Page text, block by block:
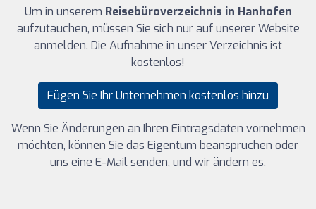
Um in unserem Reisebüroverzeichnis in Hanhofen
aufzutauchen, müssen Sie sich nur auf unserer Website
anmelden. Die Aufnahme in unser Verzeichnis ist
kostenlos!
Fügen Sie Ihr Unternehmen kostenlos hinzu
Wenn Sie Änderungen an Ihren Eintragsdaten vornehmen
möchten, können Sie das Eigentum beanspruchen oder
uns eine E-Mail senden, und wir ändern es.